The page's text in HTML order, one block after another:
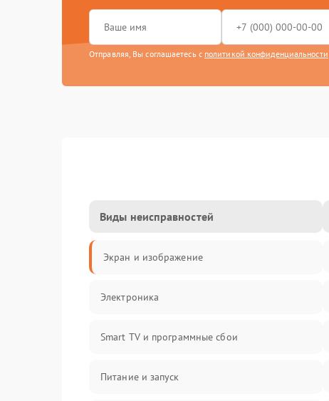
Отправляя, Вы соглашаетесь с политикой конфиденциальности
Виды неисправностей
Экран и изображение
Электроника
Smart TV и программные сбои
Питание и запуск